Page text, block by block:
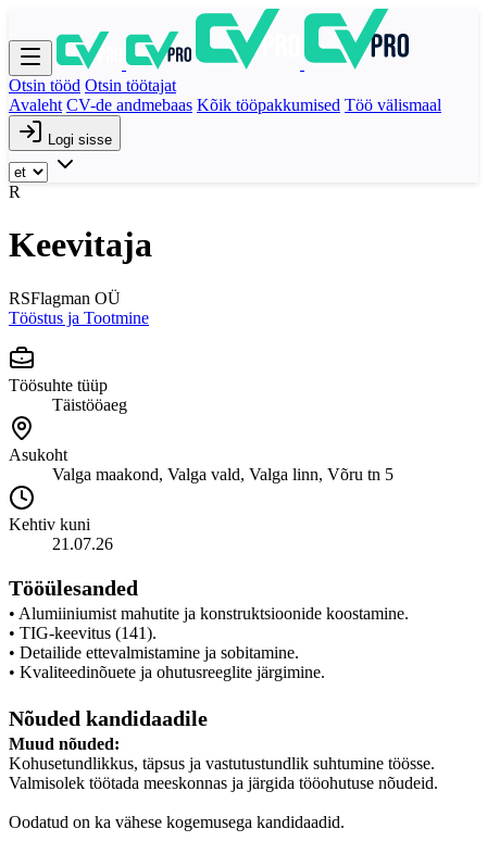
Otsin tööd Otsin töötajat
Avaleht CV-de andmebaas Kõik tööpakkumised Töö välismaal
Logi sisse
R
Keevitaja
RSFlagman OÜ
Tööstus ja Tootmine
Töösuhte tüüp
Täistööaeg
Asukoht
Valga maakond, Valga vald, Valga linn, Võru tn 5
Kehtiv kuni
21.07.26
Tööülesanded
• Alumiiniumist mahutite ja konstruktsioonide koostamine.
• TIG-keevitus (141).
• Detailide ettevalmistamine ja sobitamine.
• Kvaliteedinõuete ja ohutusreeglite järgimine.
Nõuded kandidaadile
Muud nõuded:
Kohusetundlikkus, täpsus ja vastutustundlik suhtumine töösse.
Valmisolek töötada meeskonnas ja järgida tööohutuse nõudeid.
Oodatud on ka vähese kogemusega kandidaadid.